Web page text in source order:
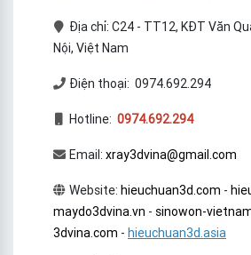
Địa chỉ: C24 - TT12, KĐT Văn
Nội, Việt Nam
Điện thoại: 0974.692.294
Hotline: 0974.692.294
Email: xray3dvina@gmail.com
Website: hieuchuan3d.com -
maydo3dvina.vn - sinowon-
3dvina.com - hieuchuan3d.asia